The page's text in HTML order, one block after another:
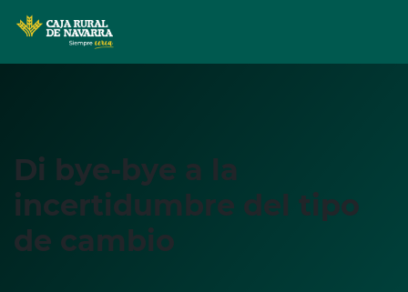
Di bye-bye a la
incertidumbre del tipo
de cambio